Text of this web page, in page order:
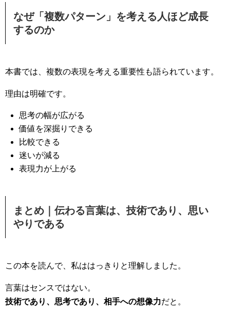
なぜ「複数パターン」を考える人ほど成長
するのか
本書では、複数の表現を考える重要性も語られています。
理由は明確です。
思考の幅が広がる
価値を深掘りできる
比較できる
迷いが減る
表現力が上がる
まとめ｜伝わる言葉は、技術であり、思い
やりである
この本を読んで、私ははっきりと理解しました。
言葉はセンスではない。
技術であり、思考であり、相手への想像力だと。